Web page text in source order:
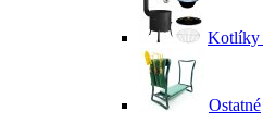
Kotlíky
Ostatné